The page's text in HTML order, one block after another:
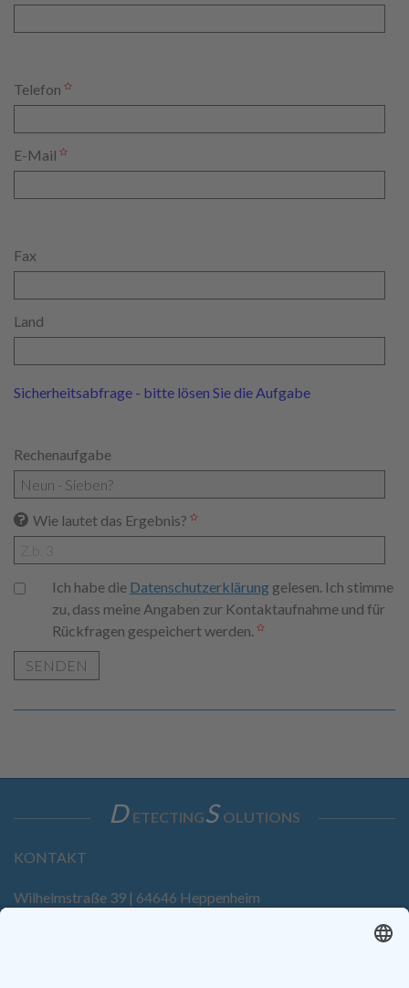
Telefon
E-Mail
Fax
Land
Sicherheitsabfrage - bitte lösen Sie die Aufgabe
Rechenaufgabe
Wie lautet das Ergebnis?
Ich habe die Datenschutzerklärunggelesen. Ich stimme
zu, dass meine Angaben zur Kontaktaufnahme und für
Rückfragen gespeichert werden.
SENDEN
D ETECTINGS OLUTIONS
KONTAKT
Wilhelmstraße 39 | 64646 Heppenheim